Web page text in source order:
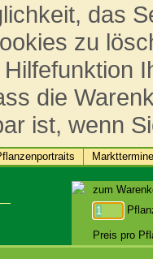
das
zu
die
ist, wenn
Markttermine
zum
Preis pro